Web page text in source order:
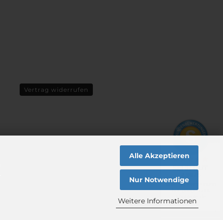
Alle Akzeptieren
Nur Notwendige
Weitere Informationen
Vertrag widerrufen
SEHR GUT
aus 39 Bewertungen
bei: google.com,